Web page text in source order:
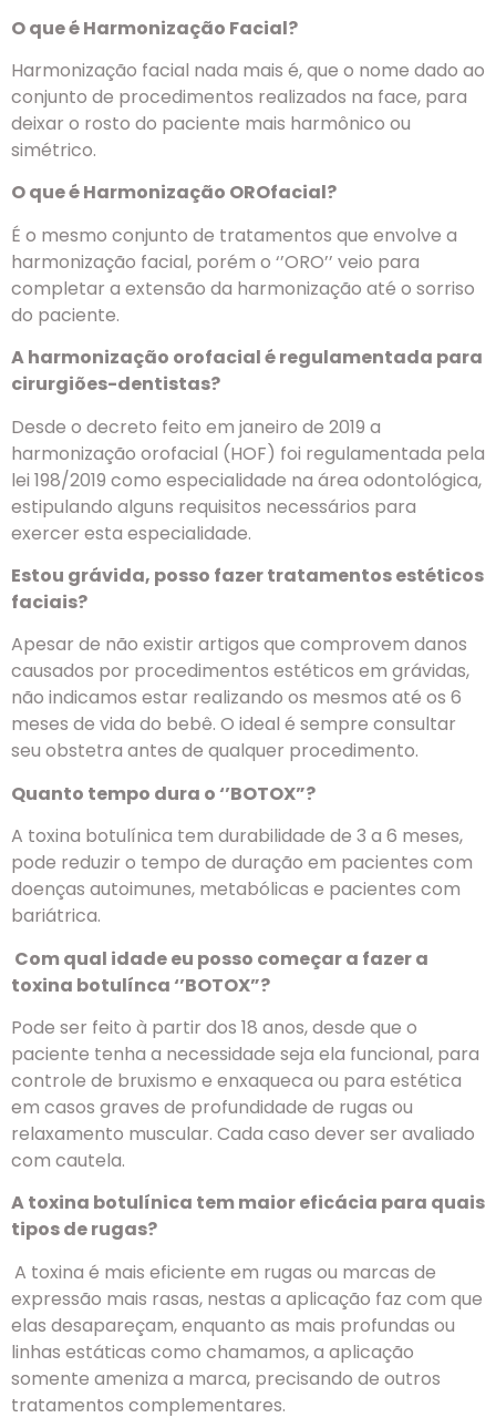
O que é Harmonização Facial?
Harmonização facial nada mais é, que o nome dado ao
conjunto de procedimentos realizados na face, para
deixar o rosto do paciente mais harmônico ou
simétrico.
O que é Harmonização OROfacial?
É o mesmo conjunto de tratamentos que envolve a
harmonização facial, porém o ‘’ORO’’ veio para
completar a extensão da harmonização até o sorriso
do paciente.
A harmonização orofacial é regulamentada para
cirurgiões-dentistas?
Desde o decreto feito em janeiro de 2019 a
harmonização orofacial (HOF) foi regulamentada pela
lei 198/2019 como especialidade na área odontológica,
estipulando alguns requisitos necessários para
exercer esta especialidade.
Estou grávida, posso fazer tratamentos estéticos
faciais?
Apesar de não existir artigos que comprovem danos
causados por procedimentos estéticos em grávidas,
não indicamos estar realizando os mesmos até os 6
meses de vida do bebê. O ideal é sempre consultar
seu obstetra antes de qualquer procedimento.
Quanto tempo dura o ‘’BOTOX”?
A toxina botulínica tem durabilidade de 3 a 6 meses,
pode reduzir o tempo de duração em pacientes com
doenças autoimunes, metabólicas e pacientes com
bariátrica.
Com qual idade eu posso começar a fazer a
toxina botulínca ‘’BOTOX”?
Pode ser feito à partir dos 18 anos, desde que o
paciente tenha a necessidade seja ela funcional, para
controle de bruxismo e enxaqueca ou para estética
em casos graves de profundidade de rugas ou
relaxamento muscular. Cada caso dever ser avaliado
com cautela.
A toxina botulínica tem maior eficácia para quais
tipos de rugas?
A toxina é mais eficiente em rugas ou marcas de
expressão mais rasas, nestas a aplicação faz com que
elas desapareçam, enquanto as mais profundas ou
linhas estáticas como chamamos, a aplicação
somente ameniza a marca, precisando de outros
tratamentos complementares.